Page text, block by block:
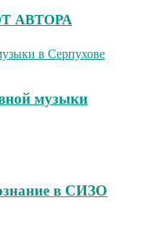
АВТОРА
музыки
в СИЗО